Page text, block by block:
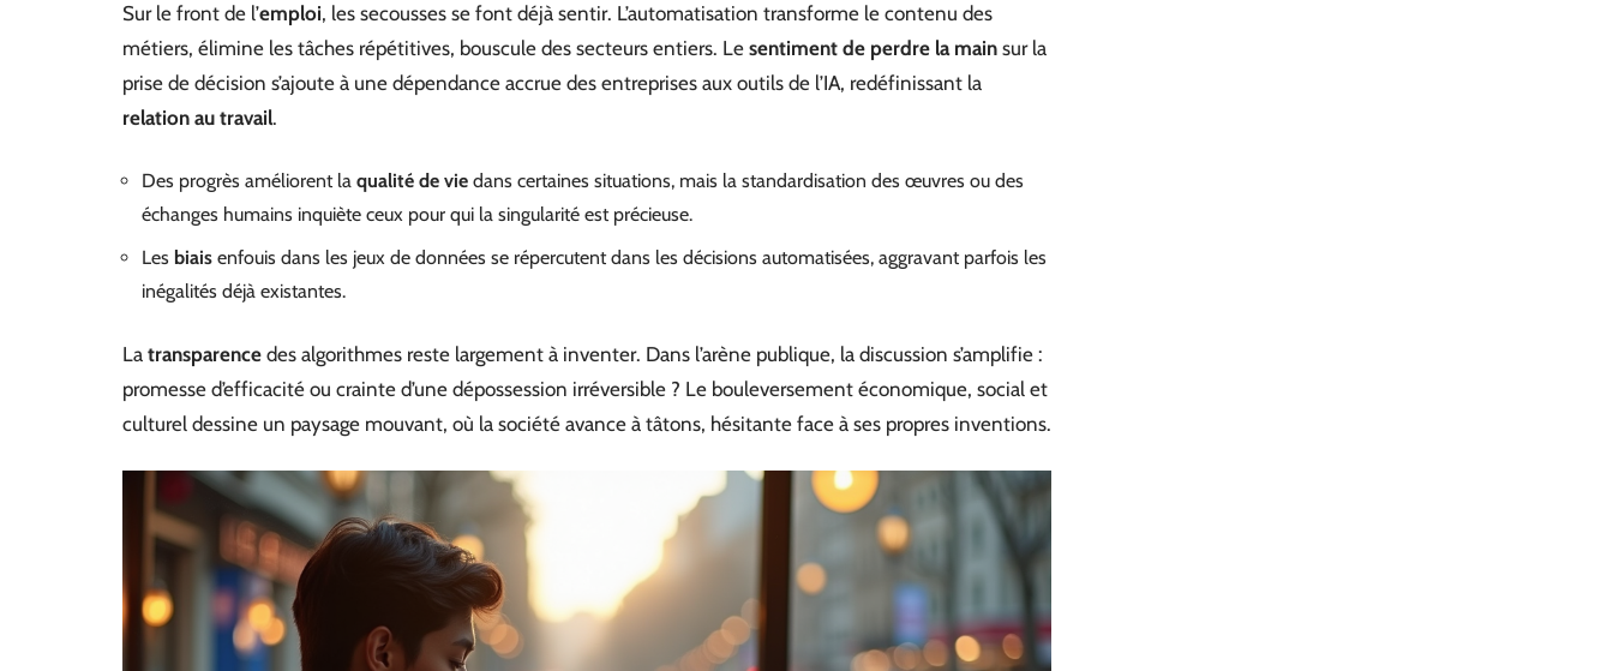
Sur le front de l’emploi, les secousses se font déjà sentir. L’automatisation transforme le contenu des
métiers, élimine les tâches répétitives, bouscule des secteurs entiers. Le sentiment de perdre la main sur la
prise de décision s’ajoute à une dépendance accrue des entreprises aux outils de l’IA, redéfinissant la
relation au travail.
Des progrès améliorent la qualité de vie dans certaines situations, mais la standardisation des œuvres ou des
échanges humains inquiète ceux pour qui la singularité est précieuse.
Les biais enfouis dans les jeux de données se répercutent dans les décisions automatisées, aggravant parfois les
inégalités déjà existantes.
La transparence des algorithmes reste largement à inventer. Dans l’arène publique, la discussion s’amplifie :
promesse d’efficacité ou crainte d’une dépossession irréversible ? Le bouleversement économique, social et
culturel dessine un paysage mouvant, où la société avance à tâtons, hésitante face à ses propres inventions.